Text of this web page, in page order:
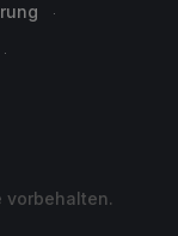
vorbehalten.